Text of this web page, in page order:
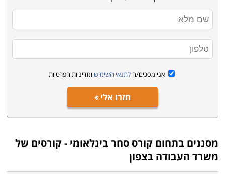
אני מסכים/ה לתנאי השימוש ומדיניות הפרטיות
חזרו אלי
מסננים בתחום קורס סחר בינלאומי - קורסים של
משרד העבודה בצפון